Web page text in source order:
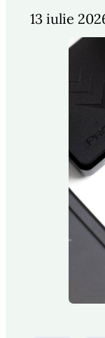
13 iulie